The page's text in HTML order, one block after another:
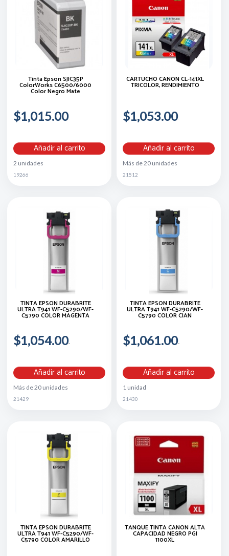
Tinta Epson SJIC35P
ColorWorks C6500/6000
Color Negro Mate
$1,015.00
Añadir al carrito
2 unidades
19266
CARTUCHO CANON CL-141XL
TRICOLOR, RENDIMIENTO
$1,053.00
Añadir al carrito
Más de 20 unidades
21512
TINTA EPSON DURABRITE
ULTRA T941 WF-C5290/WF-
C5790 COLOR MAGENTA
$1,054.00
Añadir al carrito
Más de 20 unidades
21429
TINTA EPSON DURABRITE
ULTRA T941 WF-C5290/WF-
C5790 COLOR CIAN
$1,061.00
Añadir al carrito
1 unidad
21430
TINTA EPSON DURABRITE
ULTRA T941 WF-C5290/WF-
C5790 COLOR AMARILLO
TANQUE TINTA CANON ALTA
CAPACIDAD NEGRO PGI
1100XL